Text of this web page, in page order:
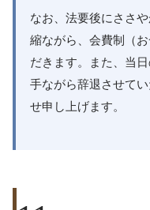
なお、法要後にささ
縮ながら、会費制（
だきます。また、当
手ながら辞退させて
せ申し上げます。